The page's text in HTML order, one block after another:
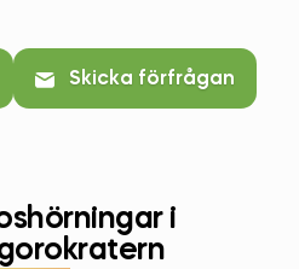
Skicka förfrågan
i